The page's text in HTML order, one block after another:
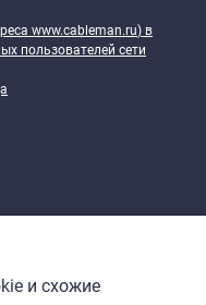
www.cableman.ru) в
пользователей сети
и схожие